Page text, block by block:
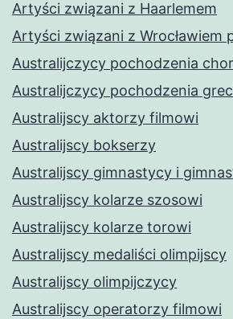
Artyści związani z Haarlemem
Artyści związani z Wrocławiem
Australijczycy pochodzenia
Australijczycy pochodzenia
Australijscy aktorzy filmowi
Australijscy bokserzy
Australijscy gimnastycy i
Australijscy kolarze szosowi
Australijscy kolarze torowi
Australijscy medaliści olimpijscy
Australijscy olimpijczycy
Australijscy operatorzy filmowi